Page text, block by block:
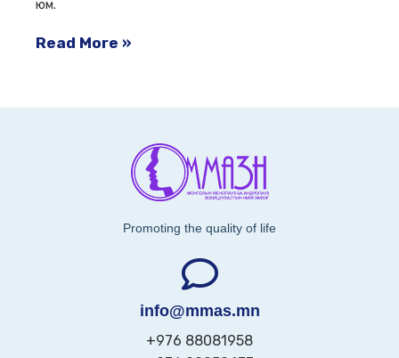
юм.
Read More »
Promoting the quality of life
info@mmas.mn
+976 88081958